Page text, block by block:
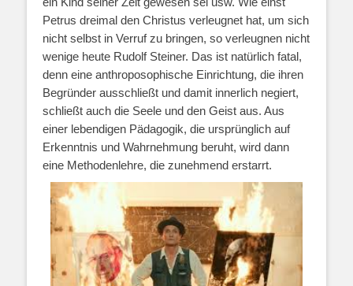
Petrus dreimal den Christus verleugnet hat, um sich
nicht selbst in Verruf zu bringen, so verleugnen nicht
wenige heute Rudolf Steiner. Das ist natürlich fatal,
denn eine anthroposophische Einrichtung, die ihren
Begründer ausschließt und damit innerlich negiert,
schließt auch die Seele und den Geist aus. Aus
einer lebendigen Pädagogik, die ursprünglich auf
Erkenntnis und Wahrnehmung beruht, wird dann
eine Methodenlehre, die zunehmend erstarrt.